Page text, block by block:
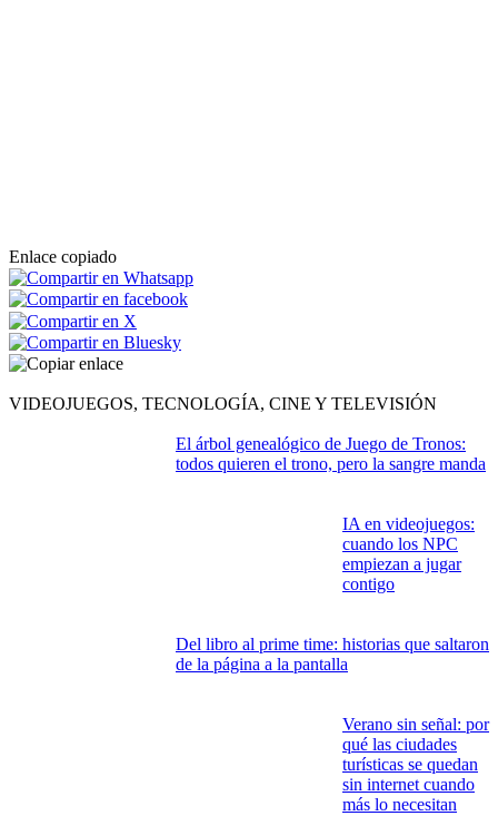
Enlace copiado
VIDEOJUEGOS, TECNOLOGÍA, CINE Y TELEVISIÓN
El árbol genealógico de Juego de Tronos:
todos quieren el trono, pero la sangre manda
IA en videojuegos:
cuando los NPC
empiezan a jugar
contigo
Del libro al prime time: historias que saltaron
de la página a la pantalla
Verano sin señal: por
qué las ciudades
turísticas se quedan
sin internet cuando
más lo necesitan